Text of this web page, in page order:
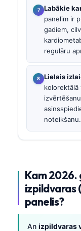
Labākie
panelim ir
gadiem,
regulāru
Lielais
kolorektālā
noteikšanu.
Kam 2026.
izpildvaras
panelis?
An izpildvaras